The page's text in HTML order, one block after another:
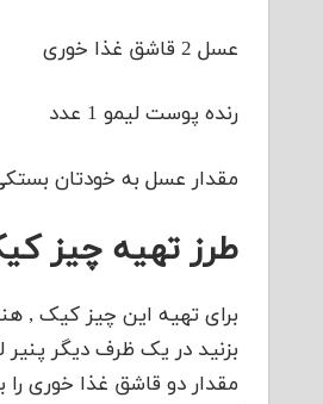
عسل 2 قاشق غذا خوری
رنده پوست لیمو 1 عدد
مقدار عسل به خودتان
طرز تهیه چیز
برای تهیه این چیز کیک ,
بزنید در یک ظرف دیگر پنیر
مقدار دو قاشق غذا خوری